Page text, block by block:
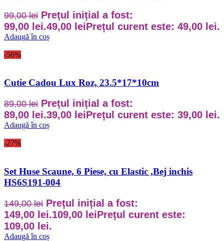
99,00lei Prețul inițial a fost:
99,00 lei.49,00 leiPrețul curent este: 49,00 lei.
Adaugă în coș
-56%
Cutie Cadou Lux Roz, 23.5*17*10cm
89,00lei Prețul inițial a fost:
89,00 lei.39,00 leiPrețul curent este: 39,00 lei.
Adaugă în coș
-27%
Set Huse Scaune, 6 Piese, cu Elastic ,Bej inchis
HS6S191-004
149,00lei Prețul inițial a fost:
149,00 lei.109,00 leiPrețul curent este:
109,00 lei.
Adaugă în coș